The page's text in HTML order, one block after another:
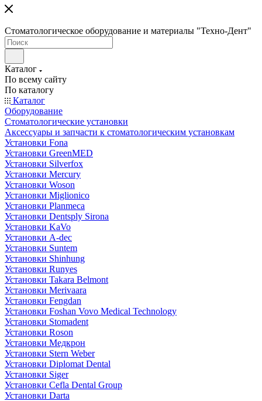
Стоматологическое оборудование и материалы "Техно-Дент"
Каталог
По всему сайту
По каталогу
Каталог
Оборудование
Стоматологические установки
Аксессуары и запчасти к стоматологическим установкам
Установки Fona
Установки GreenMED
Установки Silverfox
Установки Mercury
Установки Woson
Установки Miglionico
Установки Planmeca
Установки Dentsply Sirona
Установки KaVo
Установки A-dec
Установки Suntem
Установки Shinhung
Установки Runyes
Установки Takara Belmont
Установки Merivaara
Установки Fengdan
Установки Foshan Vovo Medical Technology
Установки Stomadent
Установки Roson
Установки Медкрон
Установки Stern Weber
Установки Diplomat Dental
Установки Siger
Установки Cefla Dental Group
Установки Darta